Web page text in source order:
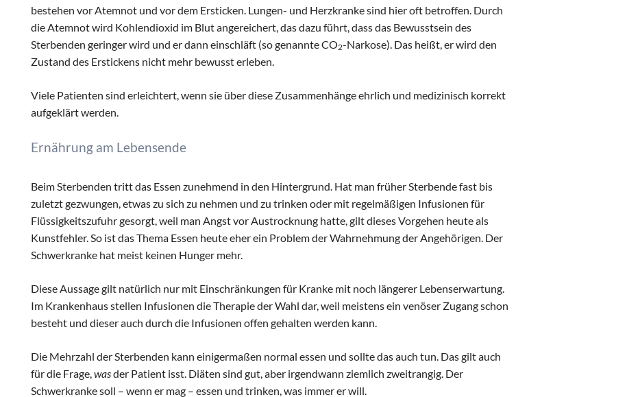
bestehen vor Atemnot und vor dem Ersticken. Lungen- und Herzkranke sind hier oft betroffen. Durch
die Atemnot wird Kohlendioxid im Blut angereichert, das dazu führt, dass das Bewusstsein des
Sterbenden geringer wird und er dann einschläft (so genannte CO2-Narkose). Das heißt, er wird den
Zustand des Erstickens nicht mehr bewusst erleben.
Viele Patienten sind erleichtert, wenn sie über diese Zusammenhänge ehrlich und medizinisch korrekt
aufgeklärt werden.
Ernährung am Lebensende
Beim Sterbenden tritt das Essen zunehmend in den Hintergrund. Hat man früher Sterbende fast bis
zuletzt gezwungen, etwas zu sich zu nehmen und zu trinken oder mit regelmäßigen Infusionen für
Flüssigkeitszufuhr gesorgt, weil man Angst vor Austrocknung hatte, gilt dieses Vorgehen heute als
Kunstfehler. So ist das Thema Essen heute eher ein Problem der Wahrnehmung der Angehörigen. Der
Schwerkranke hat meist keinen Hunger mehr.
Diese Aussage gilt natürlich nur mit Einschränkungen für Kranke mit noch längerer Lebenserwartung.
Im Krankenhaus stellen Infusionen die Therapie der Wahl dar, weil meistens ein venöser Zugang schon
besteht und dieser auch durch die Infusionen offen gehalten werden kann.
Die Mehrzahl der Sterbenden kann einigermaßen normal essen und sollte das auch tun. Das gilt auch
für die Frage, wasder Patient isst. Diäten sind gut, aber irgendwann ziemlich zweitrangig. Der
Schwerkranke soll – wenn er mag – essen und trinken, was immer er will.